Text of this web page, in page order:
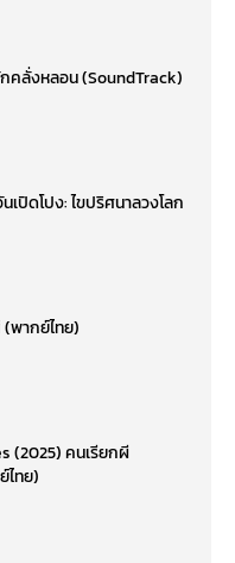
คลั่งหลอน (SoundTrack)
ปิดโปง: ไขปริศนาลวงโลก
(พากย์ไทย)
(2025) คนเรียกผี
ไทย)